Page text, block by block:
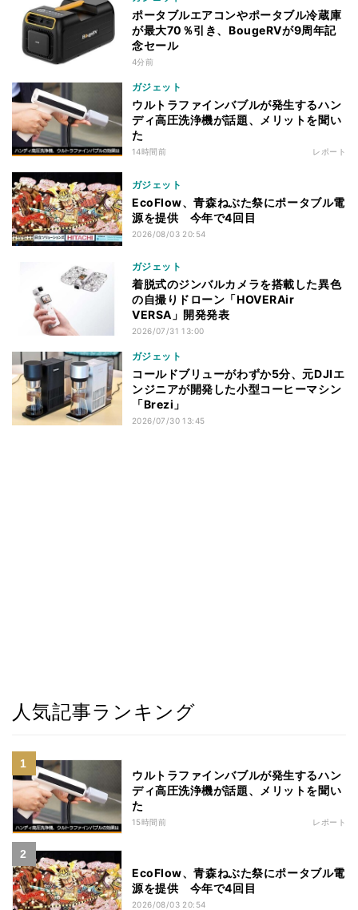
ポータブルエアコンやポータブル冷蔵庫
が最大70％引き、BougeRVが9周年記
念セール
4分前
ガジェット
ウルトラファインバブルが発生するハン
ディ高圧洗浄機が話題、メリットを聞い
た
14時間前 レポート
ガジェット
EcoFlow、青森ねぶた祭にポータブル電
源を提供 今年で4回目
2026/08/03 20:54
ガジェット
着脱式のジンバルカメラを搭載した異色
の自撮りドローン「HOVERAir
VERSA」開発発表
2026/07/31 13:00
ガジェット
コールドブリューがわずか5分、元DJIエ
ンジニアが開発した小型コーヒーマシン
「Brezi」
2026/07/30 13:45
人気記事ランキング
ウルトラファインバブルが発生するハン
ディ高圧洗浄機が話題、メリットを聞い
た
15時間前 レポート
EcoFlow、青森ねぶた祭にポータブル電
源を提供 今年で4回目
2026/08/03 20:54